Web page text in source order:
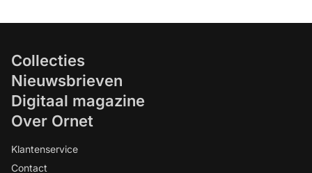
Collecties
Nieuwsbrieven
Digitaal magazine
Over Ornet
Klantenservice
Contact